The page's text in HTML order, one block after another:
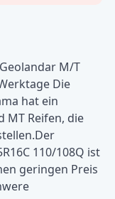
M/T
Die
hat ein
MT Reifen, die
110/108Q ist
geringen Preis